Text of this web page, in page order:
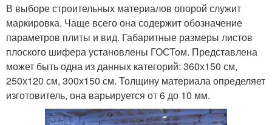
В выборе строительных материалов опорой служит
маркировка. Чаще всего она содержит обозначение
параметров плиты и вид. Габаритные размеры листов
плоского шифера установлены ГОСТом. Представлена
может быть одна из данных категорий: 360х150 см,
250х120 см, 300х150 см. Толщину материала определяет
изготовитель, она варьируется от 6 до 10 мм.